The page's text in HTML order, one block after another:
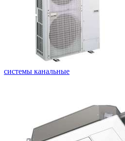
системы канальные